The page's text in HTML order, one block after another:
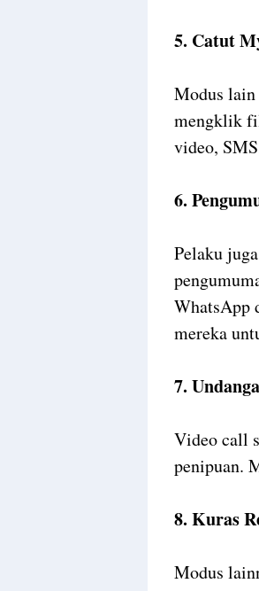
5. Catut
Modus
mengklik
video,
6.
Pelaku
WhatsApp
mereka
7.
Video call
penipuan.
8. Kuras
Modus